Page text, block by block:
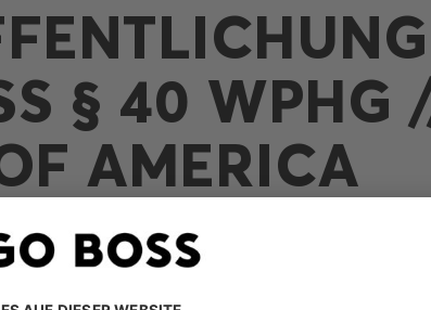
§ 40 WPHG
AMERICA